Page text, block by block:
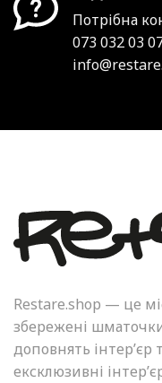
Потрібна
073 032 03
Restare.shop — це
збережені шматочки
доповнять інтер’єр
ексклюзивні